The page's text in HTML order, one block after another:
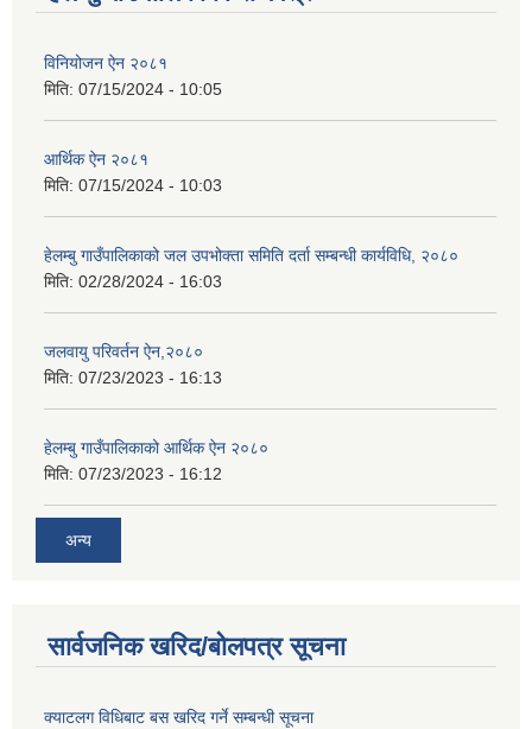
विनियोजन ऐन २०८१
मिति: 07/15/2024 - 10:05
आर्थिक ऐन २०८१
मिति: 07/15/2024 - 10:03
हेलम्बु गाउँपालिकाको जल उपभोक्ता समिति दर्ता सम्बन्धी कार्यविधि, २०८०
मिति: 02/28/2024 - 16:03
जलवायु परिवर्तन ऐन,२०८०
मिति: 07/23/2023 - 16:13
हेलम्बु गाउँपालिकाको आर्थिक ऐन २०८०
मिति: 07/23/2023 - 16:12
अन्य
सार्वजनिक खरिद/बोलपत्र सूचना
क्याटलग विधिबाट बस खरिद गर्ने सम्बन्धी सूचना